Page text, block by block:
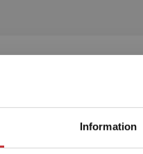
Information
Begränsad fraktregion